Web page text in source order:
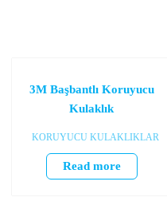
3M Başbantlı Koruyucu
Kulaklık
KORUYUCU KULAKLIKLAR
Read more